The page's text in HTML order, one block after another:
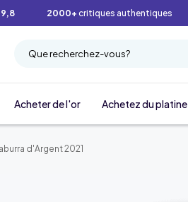
9,8 2000+ critiques authentiques
Que recherchez-vous?
Acheter de l'or Achetez du platine
d'Argent 2021